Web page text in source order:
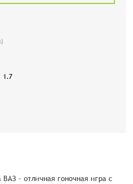
1.7
- отличная гоночная игра с